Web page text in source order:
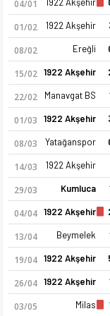
1922 Akşehir Spor
04/01
01/02 1922 Akşehir
08/02 Ereğli
15/02 1922 Akşehir
22/02 Manavgat BS
01/03 1922 Akşehir
08/03 Yatağanspor
14/03 1922 Akşehir
29/03 Kumluca
04/04 1922 Akşehir
13/04 Beymelek
19/04 1922 Akşehir
26/04 1922 Akşehir
03/05 Milas